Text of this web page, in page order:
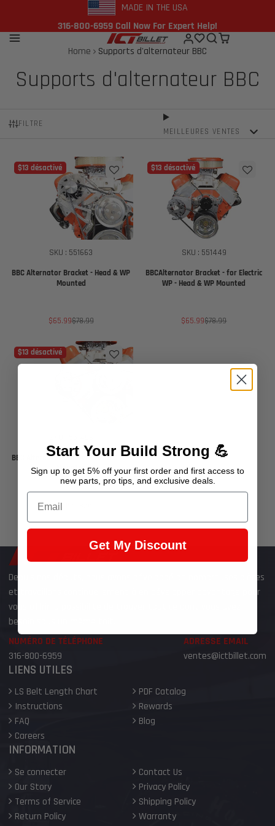
MADE IN THE USA
316-800-6959 Call Now For Expert Help!
Home
Supports d'alternateur BBC
Supports d'alternateur BBC
FILTRE
MEILLEURES VENTES
$13 désactivé
SKU : 551663
BBC Alternator Bracket - Head & WP
Mounted
Prix
de
$65.99Prix
habituel
$78.99
$13 désactivé
SKU : 551449
BBCAlternator Bracket - for Electric
WP - Head & WP Mounted
Prix
de
$65.99Prix
habituel
$78.99
$13 désactivé
BBC Alternator Bracket - Head & WP
Mounted
Prix
de
vente
$65.99
Depuis nos débuts, nous avons développé de nombreuses pièces
et travaillons continuellement à en développer davantage pour
vous offrir la possibilité de trouver tout ce dont vous avez
besoin sous un même toit.
NUMÉRO DE TÉLÉPHONE
316-800-6959
ADRESSE EMAIL
ventes@ictbillet.com
LIENS UTILES
LS Belt Length Chart
PDF Catalog
Instructions
Rewards
FAQ
Blog
Careers
INFORMATION
Se connecter
Contact Us
Our Story
Privacy Policy
Terms of Service
Shipping Policy
Return Policy
Warranty
Start Your Build Strong 💪
Sign up to get 5% off your first order and first access to
new parts, pro tips, and exclusive deals.
Email
Get My Discount